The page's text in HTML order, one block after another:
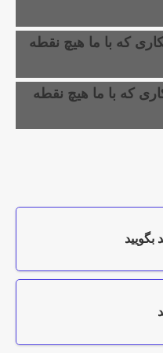
که با ما هیچ نقطه
که با ما هیچ نقطه